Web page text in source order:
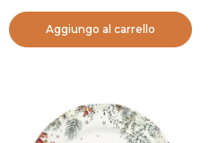
Aggiungo al carrello